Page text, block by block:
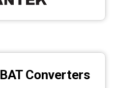
BAT Converters